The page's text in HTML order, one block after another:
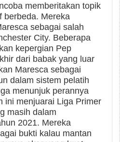
memberitakan topik
berbeda. Mereka
sebagai salah
City. Beberapa
kepergian Pep
dari babak yang luar
Maresca sebagai
dalam sistem pelatih
menunjuk perannya
ini menjuarai Liga Primer
masih dalam
2021. Mereka
bukti kalau mantan